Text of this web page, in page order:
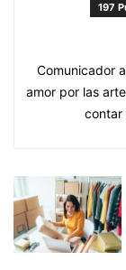
197
Comunicador
amor por las
contar